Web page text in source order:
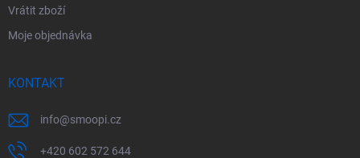
Vrátit zboží
Moje objednávka
KONTAKT
info@smoopi.cz
+420 602 572 644